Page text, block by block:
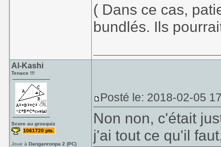
( Dans ce cas,
bundlés. Ils
Al-Kashi
Tenace !!!
Score au grosquiz
1061720 pts.
Joue àDanganronpa 2 (PC)
Posté le: 2018-02-05
Non non, c'était
j'ai tout ce qu'il